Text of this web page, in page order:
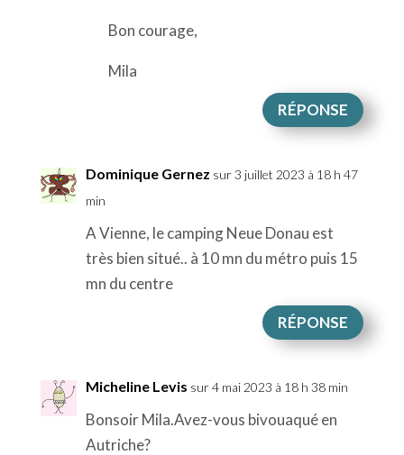
Bon courage,
Mila
RÉPONSE
Dominique Gernez sur 3 juillet 2023 à 18 h 47
min
A Vienne, le camping Neue Donau est
très bien situé.. à 10 mn du métro puis 15
mn du centre
RÉPONSE
Micheline Levis sur 4 mai 2023 à 18 h 38 min
Bonsoir Mila.Avez-vous bivouaqué en
Autriche?